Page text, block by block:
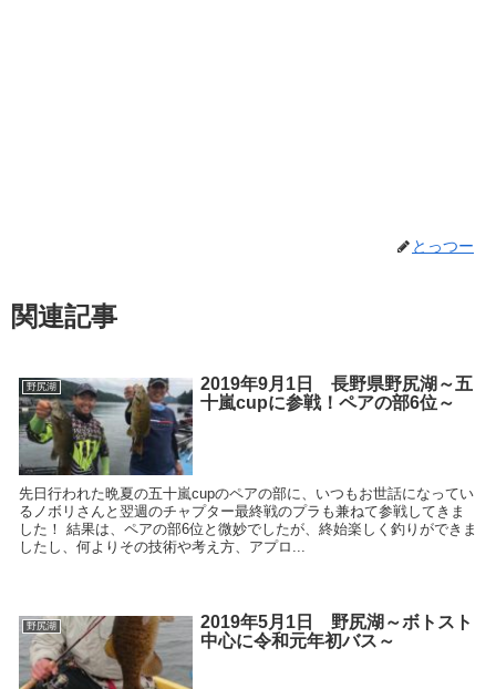
とっつー
関連記事
野尻湖
2019年9月1日 長野県野尻湖～五
十嵐cupに参戦！ペアの部6位～
先日行われた晩夏の五十嵐cupのペアの部に、いつもお世話になってい
るノボリさんと翌週のチャプター最終戦のプラも兼ねて参戦してきま
した！ 結果は、ペアの部6位と微妙でしたが、終始楽しく釣りができま
したし、何よりその技術や考え方、アプロ...
野尻湖
2019年5月1日 野尻湖～ボトスト
中心に令和元年初バス～